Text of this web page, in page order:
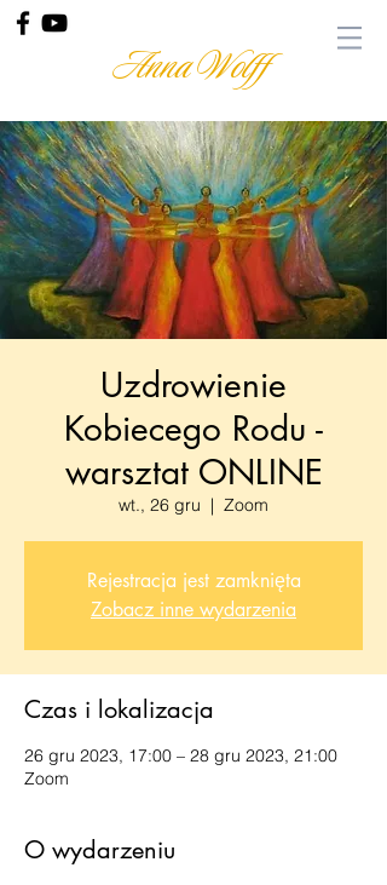
Anna Wolff
Uzdrowienie
Kobiecego Rodu -
warsztat ONLINE
wt., 26 gru
  |
Zoom
Rejestracja jest zamknięta
Zobacz inne wydarzenia
Czas i lokalizacja
26 gru 2023, 17:00 – 28 gru 2023, 21:00
Zoom
O wydarzeniu